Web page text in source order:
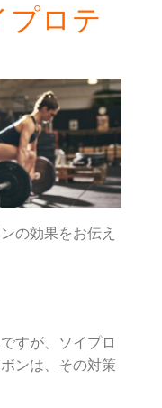
プロテ
の効果をお伝え
すが、ソイプロ
ンは、その対策